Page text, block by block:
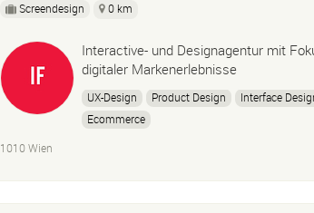
Screendesign 0 km
Interactive- und Designagentur mit
digitaler Markenerlebnisse
UX-Design Product Design Interface
Ecommerce
1010 Wien